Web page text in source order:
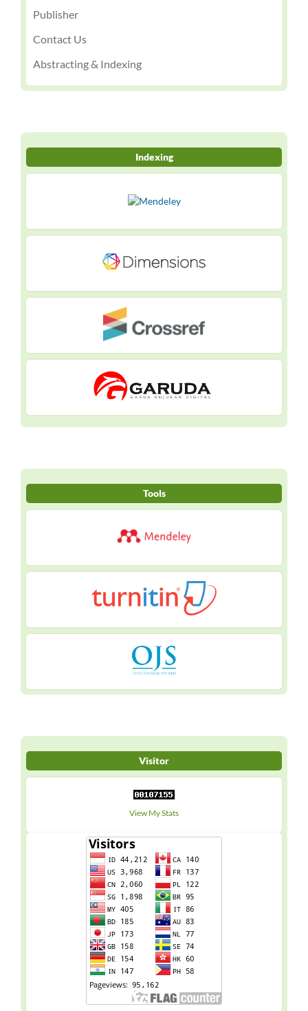
Publisher
Contact Us
Abstracting & Indexing
Indexing
Tools
Visitor
View My Stats